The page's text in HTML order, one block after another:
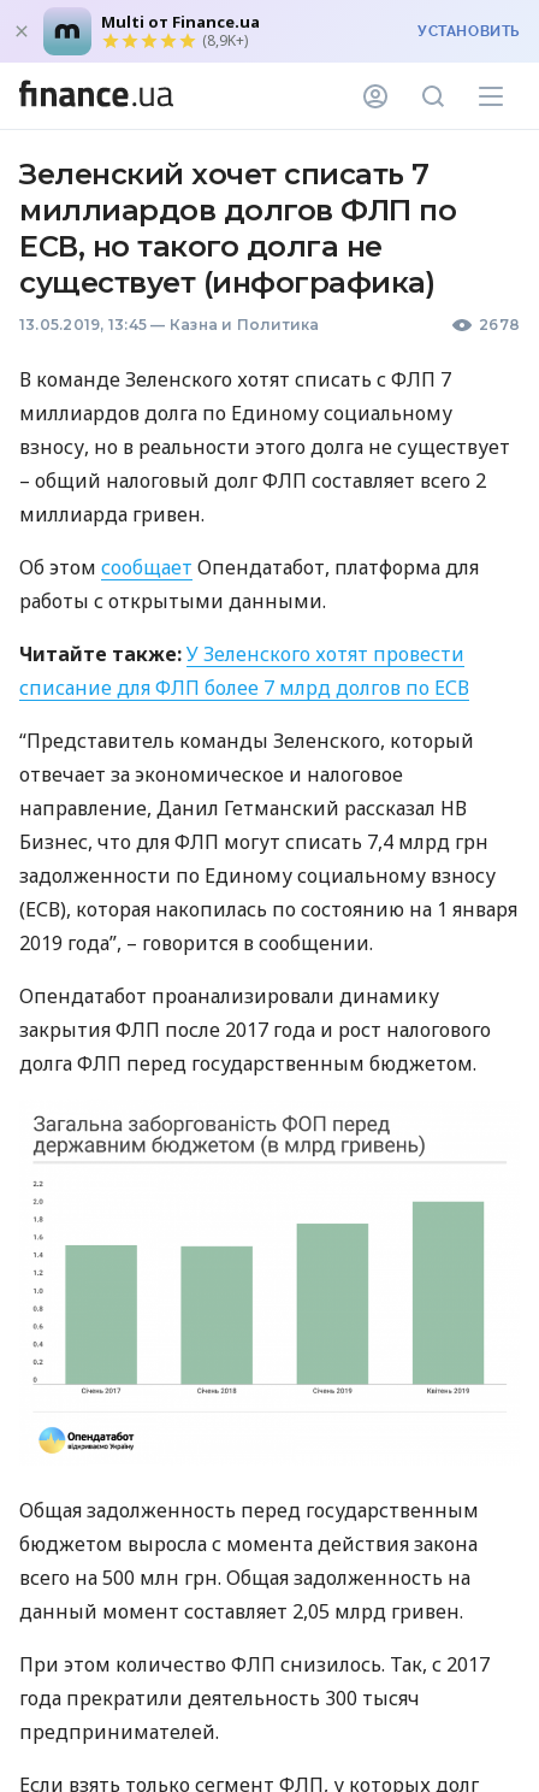
Multi от Finance.ua
(8,9K+) УСТАНОВИТЬ
Зеленский хочет списать 7
миллиардов долгов ФЛП по
ЕСВ, но такого долга не
существует (инфографика)
13.05.2019, 13:45 — Казна и Политика 2678
В команде Зеленского хотят списать сФЛП 7
миллиардов долга по Единому социальному
взносу, но в реальности этого долга не существует
– общий налоговый долгФЛП составляет всего 2
миллиарда гривен.
Об этом сообщает Опендатабот, платформа для
работы с открытыми данными.
Читайте также:У Зеленского хотят провести
списание дляФЛП более 7 млрд долгов по ЕСВ
“Представитель команды Зеленского, который
отвечает за экономическое и налоговое
направление, Данил Гетманский рассказал НВ
Бизнес, что дляФЛП могут списать 7,4 млрд грн
задолженности по Единому социальному взносу
(ЕСВ), которая накопилась по состоянию на 1 января
2019 года”, – говорится в сообщении.
Опендатабот проанализировали динамику
закрытияФЛП после 2017 года и рост налогового
долгаФЛП перед государственным бюджетом.
Общая задолженность перед государственным
бюджетом выросла с момента действия закона
всего на 500 млн грн. Общая задолженность на
данный момент составляет 2,05 млрд гривен.
При этом количествоФЛП снизилось. Так, с 2017
года прекратили деятельность 300 тысяч
предпринимателей.
Если взять только сегмент ФЛП, у которых долг